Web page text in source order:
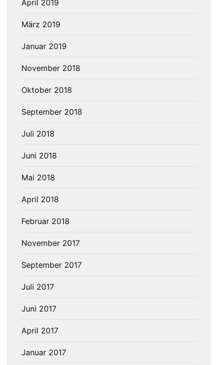
April 2019
März 2019
Januar 2019
November 2018
Oktober 2018
September 2018
Juli 2018
Juni 2018
Mai 2018
April 2018
Februar 2018
November 2017
September 2017
Juli 2017
Juni 2017
April 2017
Januar 2017